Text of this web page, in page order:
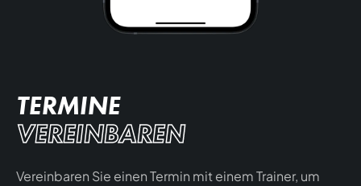
TERMINE
VEREINBAREN
Vereinbaren Sie einen Termin mit einem Trainer, um